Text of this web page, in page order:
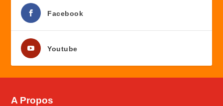
Facebook
Youtube
A Propos